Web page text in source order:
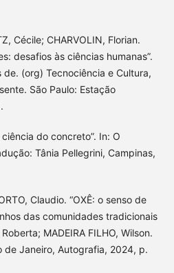
Cécile; CHARVOLIN, Florian.
desafios às ciências humanas”.
de. (org) Tecnociência e Cultura,
São Paulo: Estação
ciência do concreto”. In: O
Tânia Pellegrini, Campinas,
Claudio. “OXÊ: o senso de
das comunidades tradicionais
MADEIRA FILHO, Wilson.
de Janeiro, Autografia, 2024, p.